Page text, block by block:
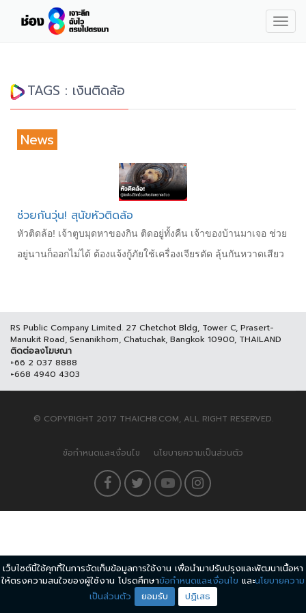
TAGS : เงินติดล้อ
News
ช่วยกันวุ่น! สุนัขหัวติดล้อ
หัวติดล้อ! เจ้าตูบมุดหาของกิน ติดอยู่ทั้งคืน เจ้าของบ้านมาเจอ ช่วย
อยู่นานก็ออกไม่ได้ ต้องแจ้งกู้ภัยใช้เครื่องเจียรตัด ลุ้นกันหวาดเสียว
RS Public Company Limited. 27 Chetchot Bldg, Tower C, Prasert-
Manukit Road, Senanikhom, Chatuchak, Bangkok 10900, THAILAND
ติดต่อลงโฆษณา
+66 2 037 8888
+668 4940 4303
© COPYRIGHT 2017 THAICH8.COM, ALL RIGHT RESERVED.
ข้อกำหนดและเงื่อนไข นโยบายความเป็นส่วนตัว
เว็บไซต์นี้ใช้คุกกี้ในการจัดเก็บข้อมูลการใช้งาน เพื่อนำมาปรับปรุงและพัฒนาเนื้อหา
ให้ตรงความสนใจของผู้ใช้งาน โปรดศึกษาข้อกำหนดและเงื่อนไข และนโยบายความ
เป็นส่วนตัว
ยอมรับ ปฏิเสธ